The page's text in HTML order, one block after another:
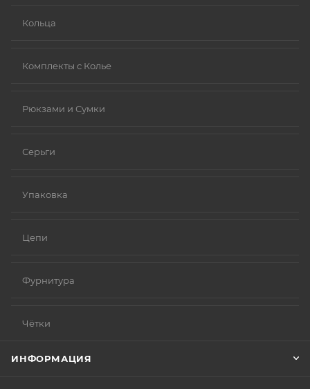
Кольца
Комплекты с Колье
Рюкзами и Сумки
Серьги
Упаковка
Цепи
Фурнитура
Чётки
ИНФОРМАЦИЯ